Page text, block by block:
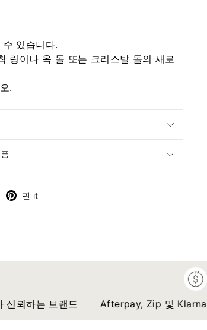
있습니다.
링이나 옥 돌 또는 크리스탈 돌의 새로
.
핀 it
는 브랜드 Afterpay, Zip 및 Klarna로 나